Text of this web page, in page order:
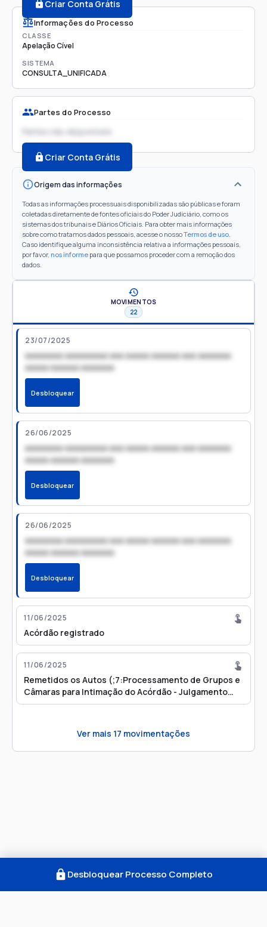
Criar Conta Grátis
Informações do Processo
CLASSE
Apelação Cível
SISTEMA
CONSULTA_UNIFICADA
Partes do Processo
Partes não disponíveis
Criar Conta Grátis
Origem das informações
Todas as informações processuais disponibilizadas são públicas e foram
coletadas diretamente de fontes oficiais do Poder Judiciário, como os
sistemas dos tribunais e Diários Oficiais. Para obter mais informações
sobre como tratamos dados pessoais, acesse o nossoTermos de uso.
Caso identifique alguma inconsistência relativa a informações pessoais,
por favor, nos informe para que possamos proceder com a remoção dos
dados.
MOVIMENTOS
22
23/07/2025
xxxxxxxx xxxxxxxxx xxx xxxxx xxxxxx xxx xxxxxxx
xxxxx xxxxxx xxxxxxx
Desbloquear
26/06/2025
xxxxxxxx xxxxxxxxx xxx xxxxx xxxxxx xxx xxxxxxx
xxxxx xxxxxx xxxxxxx
Desbloquear
26/06/2025
xxxxxxxx xxxxxxxxx xxx xxxxx xxxxxx xxx xxxxxxx
xxxxx xxxxxx xxxxxxx
Desbloquear
11/06/2025
Acórdão registrado
11/06/2025
Remetidos os Autos (;7:Processamento de Grupos e
Câmaras para Intimação do Acórdão - Julgamento
Virtual) para destino
Ver mais 17 movimentações
Desbloquear Processo Completo